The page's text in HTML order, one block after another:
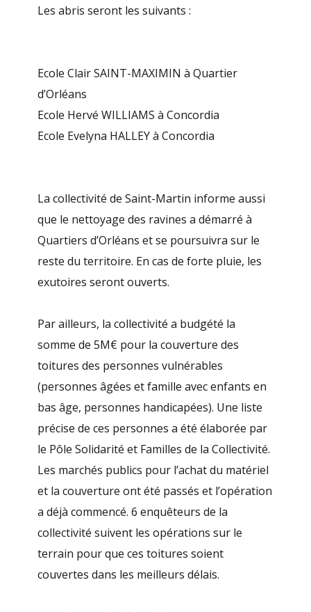
Les abris seront les suivants :
Ecole Clair SAINT-MAXIMIN à Quartier
d’Orléans
Ecole Hervé WILLIAMS à Concordia
Ecole Evelyna HALLEY à Concordia
La collectivité de Saint-Martin informe aussi
que le nettoyage des ravines a démarré à
Quartiers d’Orléans et se poursuivra sur le
reste du territoire. En cas de forte pluie, les
exutoires seront ouverts.
Par ailleurs, la collectivité a budgété la
somme de 5M€ pour la couverture des
toitures des personnes vulnérables
(personnes âgées et famille avec enfants en
bas âge, personnes handicapées). Une liste
précise de ces personnes a été élaborée par
le Pôle Solidarité et Familles de la Collectivité.
Les marchés publics pour l’achat du matériel
et la couverture ont été passés et l’opération
a déjà commencé. 6 enquêteurs de la
collectivité suivent les opérations sur le
terrain pour que ces toitures soient
couvertes dans les meilleurs délais.